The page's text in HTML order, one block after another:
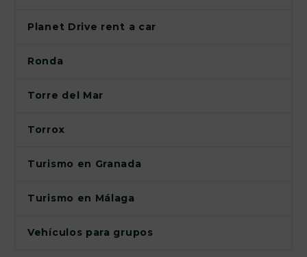
Planet Drive rent a car
Ronda
Torre del Mar
Torrox
Turismo en Granada
Turismo en Málaga
Vehículos para grupos